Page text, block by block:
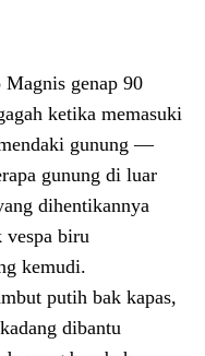
genap 90
ketika memasuki
gunung —
gunung di luar
dihentikannya
biru
kemudi.
putih bak kapas,
dibantu